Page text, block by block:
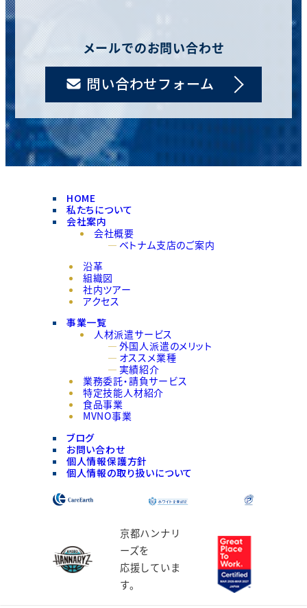
メールでのお問い合わせ
問い合わせフォーム
HOME
私たちについて
会社案内
会社概要
ベトナム支店のご案内
沿革
組織図
社内ツアー
アクセス
事業一覧
人材派遣サービス
外国人派遣のメリット
オススメ業種
実績紹介
業務委託・請負サービス
特定技能人材紹介
食品事業
MVNO事業
ブログ
お問い合わせ
個人情報保護方針
個人情報の取り扱いについて
京都ハンナリ
ーズを
応援していま
す。